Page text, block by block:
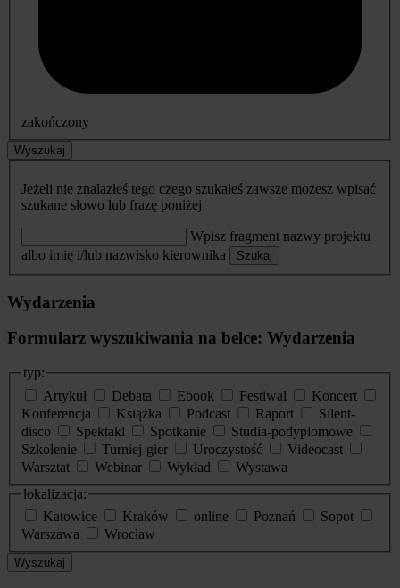
zakończony
Wyszukaj
Jeżeli nie znalazłeś tego czego szukałeś zawsze możesz wpisać
szukane słowo lub frazę poniżej
Wpisz fragment nazwy projektu
albo imię i/lub nazwisko kierownika
Szukaj
Wydarzenia
Formularz wyszukiwania na belce: Wydarzenia
typ:
Artykuł
Debata Ebook Festiwal
Koncert
Konferencja
Książka Podcast Raport
Silent-
disco
Spektakl Spotkanie
Studia-podyplomowe
Szkolenie
Turniej-gier Uroczystość
Videocast
Warsztat
Webinar Wykład
Wystawa
lokalizacja:
Katowice
Kraków online Poznań
Sopot
Warszawa
Wrocław
Wyszukaj